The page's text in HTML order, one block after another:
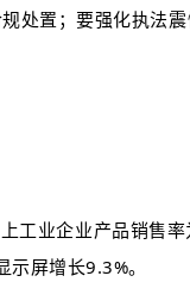
置；要强化执法震
工业企业产品销售
屏增长9.3%。